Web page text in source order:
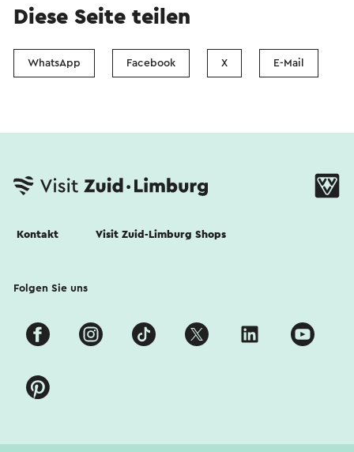
Diese Seite teilen
WhatsApp Facebook X E-Mail
Kontakt Visit Zuid-Limburg Shops
Folgen Sie uns